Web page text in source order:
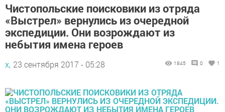
Чистопольские поисковики из отряда
«Выстрел» вернулись из очередной
экспедиции. Они возрождают из
небытия имена героев
х, 23 сентября 2017 - 05:28 1845 0 1